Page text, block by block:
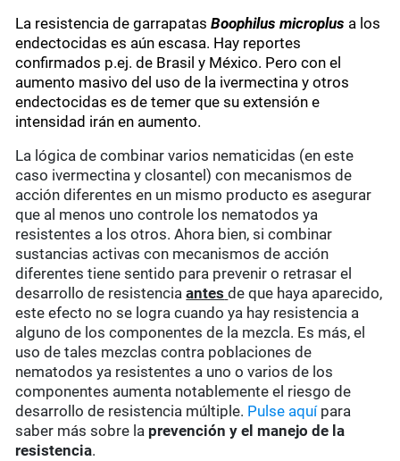
La resistencia de garrapatas Boophilus microplus a los
endectocidas es aún escasa. Hay reportes
confirmados p.ej. de Brasil y México. Pero con el
aumento masivo del uso de la ivermectina y otros
endectocidas es de temer que su extensión e
intensidad irán en aumento.
La lógica de combinar varios nematicidas (en este
caso ivermectina y closantel) con mecanismos de
acción diferentes en un mismo producto es asegurar
que al menos uno controle los nematodos ya
resistentes a los otros. Ahora bien, si combinar
sustancias activas con mecanismos de acción
diferentes tiene sentido para prevenir o retrasar el
desarrollo de resistenciaantes de que haya aparecido,
este efecto no se logra cuando ya hay resistencia a
alguno de los componentes de la mezcla. Es más, el
uso de tales mezclas contra poblaciones de
nematodos ya resistentes a uno o varios de los
componentes aumenta notablemente el riesgo de
desarrollo de resistencia múltiple. Pulse aquí para
saber más sobre la prevención y el manejo de la
resistencia.